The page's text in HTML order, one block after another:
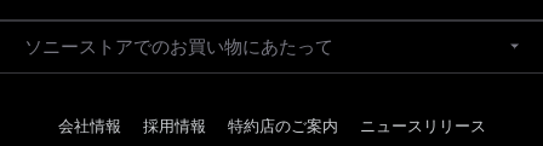
ソニーストアでのお買い物にあたって
会社情報 採用情報 特約店のご案内
ニュースリリース